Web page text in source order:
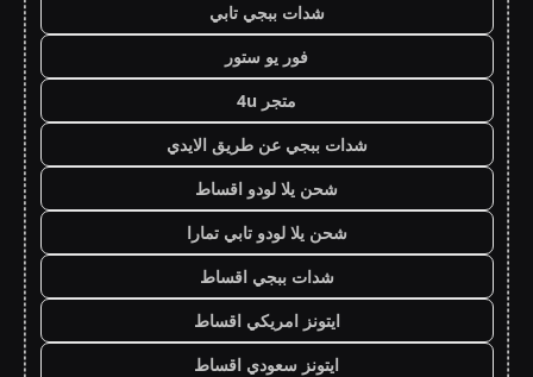
شدات ببجي تابي
فور يو ستور
متجر 4u
شدات ببجي عن طريق الايدي
شحن يلا لودو اقساط
شحن يلا لودو تابي تمارا
شدات ببجي اقساط
ايتونز امريكي اقساط
ايتونز سعودي اقساط